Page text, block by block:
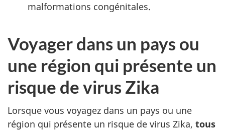
malformations congénitales.
Voyager dans un pays ou
une région qui présente un
risque de virus Zika
Lorsque vous voyagez dans un pays ou une
région qui présente un risque de virus Zika, tous